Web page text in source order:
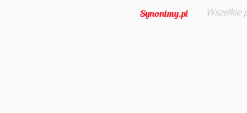
Wszelkie